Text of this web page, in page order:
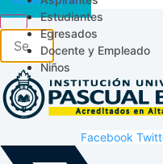
Estudiantes
Egresados
Docente y Empleado
Niños
Facebook